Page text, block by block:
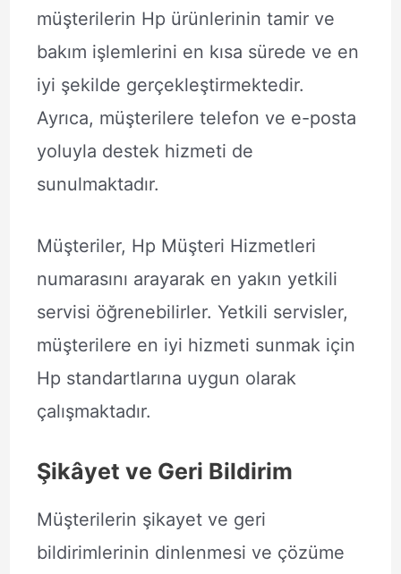
müşterilerin Hp ürünlerinin tamir ve
bakım işlemlerini en kısa sürede ve en
iyi şekilde gerçekleştirmektedir.
Ayrıca, müşterilere telefon ve e-posta
yoluyla destek hizmeti de
sunulmaktadır.
Müşteriler, Hp Müşteri Hizmetleri
numarasını arayarak en yakın yetkili
servisi öğrenebilirler. Yetkili servisler,
müşterilere en iyi hizmeti sunmak için
Hp standartlarına uygun olarak
çalışmaktadır.
Şikâyet ve Geri Bildirim
Müşterilerin şikayet ve geri
bildirimlerinin dinlenmesi ve çözüme